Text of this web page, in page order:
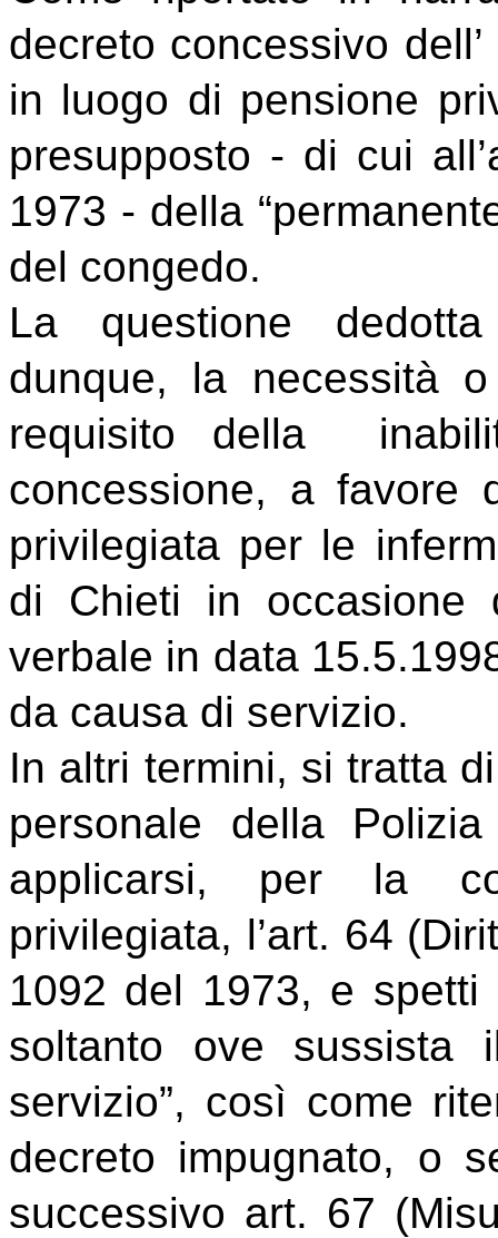
decreto concessivo
in luogo di pensione
presupposto - di cui
1973 - della
del congedo.
La questione
dunque, la necessità
requisito della
concessione, a favore
privilegiata per le
di Chieti in
verbale in data
da causa di servizio.
In altri termini, si tratta
personale della
applicarsi, per la
privilegiata, l’art. 64
1092 del 1973, e
soltanto ove sussista
servizio”, così come
decreto impugnato, o
successivo art. 67